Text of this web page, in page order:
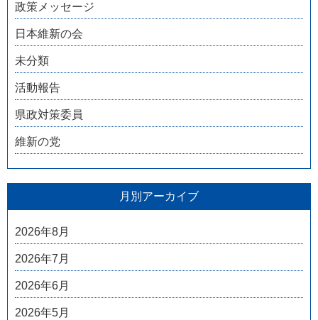
政策メッセージ
日本維新の会
未分類
活動報告
県政対策委員
維新の党
月別アーカイブ
2026年8月
2026年7月
2026年6月
2026年5月